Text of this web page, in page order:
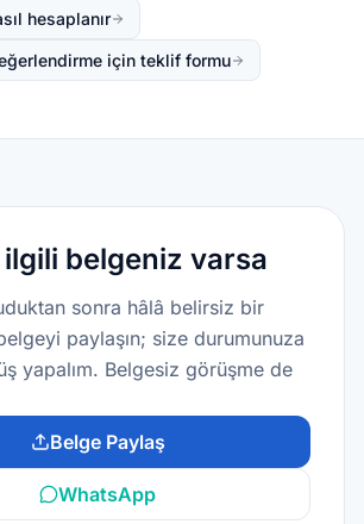
hesaplanır
için teklif formu
belgeniz varsa
sonra hâlâ belirsiz bir
paylaşın; size durumunuza
yapalım. Belgesiz görüşme de
Belge Paylaş
WhatsApp